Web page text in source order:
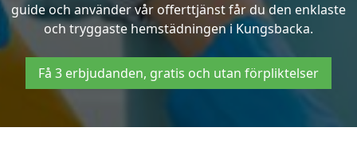
guide och använder vår offerttjänst får du den enklaste
och tryggaste hemstädningen i Kungsbacka.
Få 3 erbjudanden, gratis och utan förpliktelser